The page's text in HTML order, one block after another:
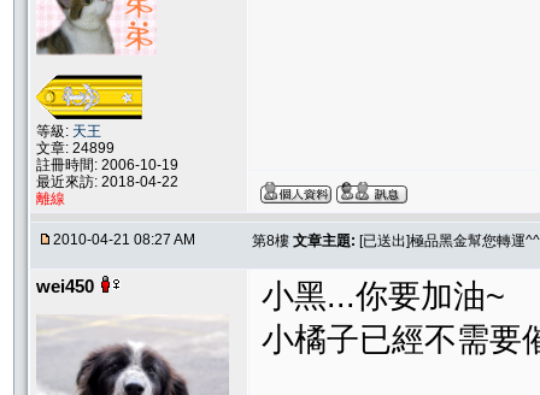
等級: 天王
文章: 24899
註冊時間: 2006-10-19
最近來訪: 2018-04-22
離線
2010-04-21 08:27 AM 第8樓 文章主題: [已送出]極品黑金幫您轉運
wei450
小黑...你要加油~
小橘子已經不需要